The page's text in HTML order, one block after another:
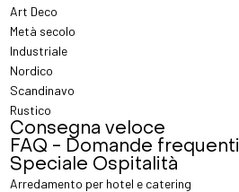
Art Deco
Metà secolo
Industriale
Nordico
Scandinavo
Rustico
Consegna veloce
FAQ - Domande frequenti
Speciale Ospitalità
Arredamento per hotel e catering